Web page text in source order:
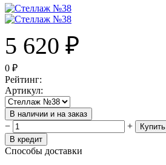
5 620 ₽
0 ₽
Рейтинг:
Артикул:
В наличии и на заказ
− +
Купить
В кредит
Способы доставки